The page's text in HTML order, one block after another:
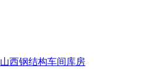
山西钢结构车间库房